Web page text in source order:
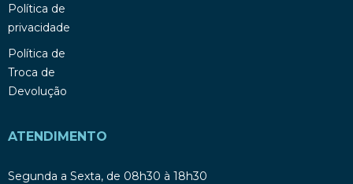
Política de
privacidade
Política de
Troca de
Devolução
ATENDIMENTO
Segunda a Sexta, de 08h30 à 18h30